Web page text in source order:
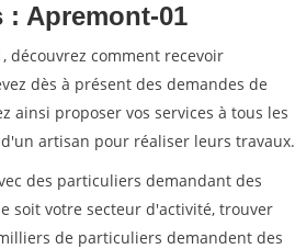
Apremont-01
découvrez comment recevoir
dès à présent des demandes de
ainsi proposer vos services à tous les
artisan pour réaliser leurs travaux.
des particuliers demandant des
soit votre secteur d'activité, trouver
de particuliers demandent des